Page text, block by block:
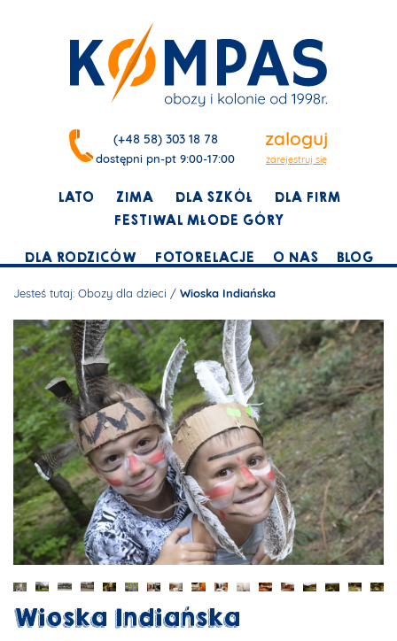
(+48 58) 303 18 78
dostępni pn-pt 9:00-17:00
zaloguj
zarejestruj się
LATO ZIMA DLA SZKÓŁ
DLA FIRM
FESTIWAL MŁODE GÓRY
DLA RODZICÓW
FOTORELACJE O NAS BLOG
Jesteś tutaj: Obozy dla dzieci / Wioska Indiańska
Wioska Indiańska